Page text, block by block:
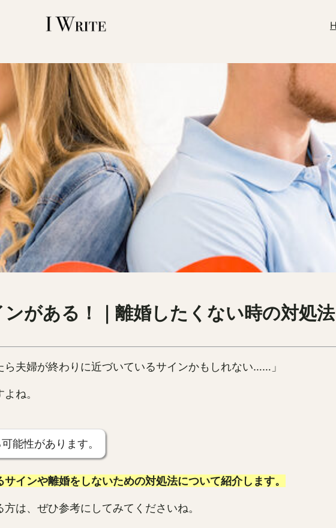
がある！｜離婚したくない時の対処
ら夫婦が終わりに近づいているサインかもしれない……」
ね。
能性があります。
インや離婚をしないための対処法について紹介します。
は、ぜひ参考にしてみてくださいね。